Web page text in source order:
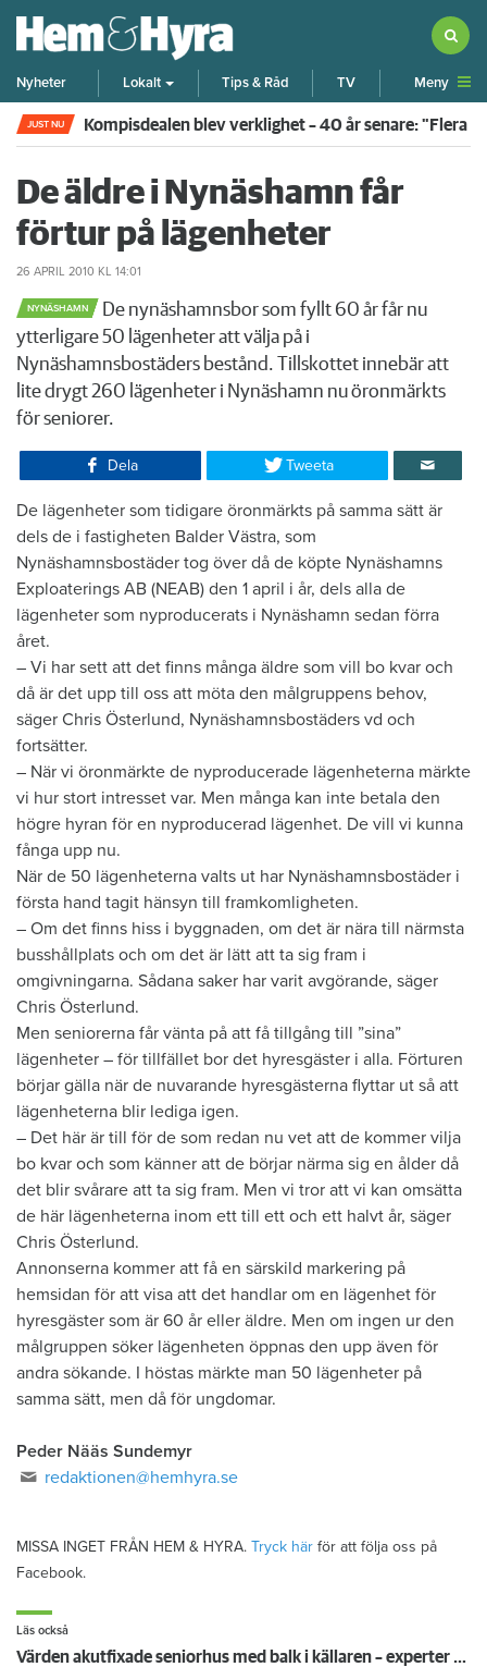
Nyheter Lokalt Tips & Råd TV Meny
JUST NU Kompisdealen blev verklighet – 40 år senare: "Flera
De äldre i Nynäshamn får
förtur på lägenheter
26 APRIL 2010 KL 14:01
NYNÄSHAMN
De nynäshamnsbor som fyllt 60 år får nu
ytterligare 50 lägenheter att välja på i
Nynäshamnsbostäders bestånd. Tillskottet innebär att
lite drygt 260 lägenheter i Nynäshamn nu öronmärkts
för seniorer.​
Dela Tweeta
De lägenheter som tidigare öronmärkts på samma sätt är
dels de i fastigheten Balder Västra, som
Nynäshamnsbostäder tog över då de köpte Nynäshamns
Exploaterings AB (NEAB) den 1 april i år, dels alla de
lägenheter som nyproducerats i Nynäshamn sedan förra
året.
– Vi har sett att det finns många äldre som vill bo kvar och
då är det upp till oss att möta den målgruppens behov,
säger Chris Österlund, Nynäshamnsbostäders vd och
fortsätter.
– När vi öronmärkte de nyproducerade lägenheterna märkte
vi hur stort intresset var. Men många kan inte betala den
högre hyran för en nyproducerad lägenhet. De vill vi kunna
fånga upp nu.
När de 50 lägenheterna valts ut har Nynäshamnsbostäder i
första hand tagit hänsyn till framkomligheten.
– Om det finns hiss i byggnaden, om det är nära till närmsta
busshållplats och om det är lätt att ta sig fram i
omgivningarna. Sådana saker har varit avgörande, säger
Chris Österlund.
Men seniorerna får vänta på att få tillgång till ”sina”
lägenheter – för tillfället bor det hyresgäster i alla. Förturen
börjar gälla när de nuvarande hyresgästerna flyttar ut så att
lägenheterna blir lediga igen.
– Det här är till för de som redan nu vet att de kommer vilja
bo kvar och som känner att de börjar närma sig en ålder då
det blir svårare att ta sig fram. Men vi tror att vi kan omsätta
de här lägenheterna inom ett till ett och ett halvt år, säger
Chris Österlund.
Annonserna kommer att få en särskild markering på
hemsidan för att visa att det handlar om en lägenhet för
hyresgäster som är 60 år eller äldre. Men om ingen ur den
målgruppen söker lägenheten öppnas den upp även för
andra sökande. I höstas märkte man 50 lägenheter på
samma sätt, men då för ungdomar.
Peder Nääs Sundemyr
redaktionen@hemhyra.se
MISSA INGET FRÅN HEM & HYRA. Tryck här för att följa oss på
Facebook.
Läs också
Värden akutfixade seniorhus med balk i källaren – experter oense om risk för kollaps